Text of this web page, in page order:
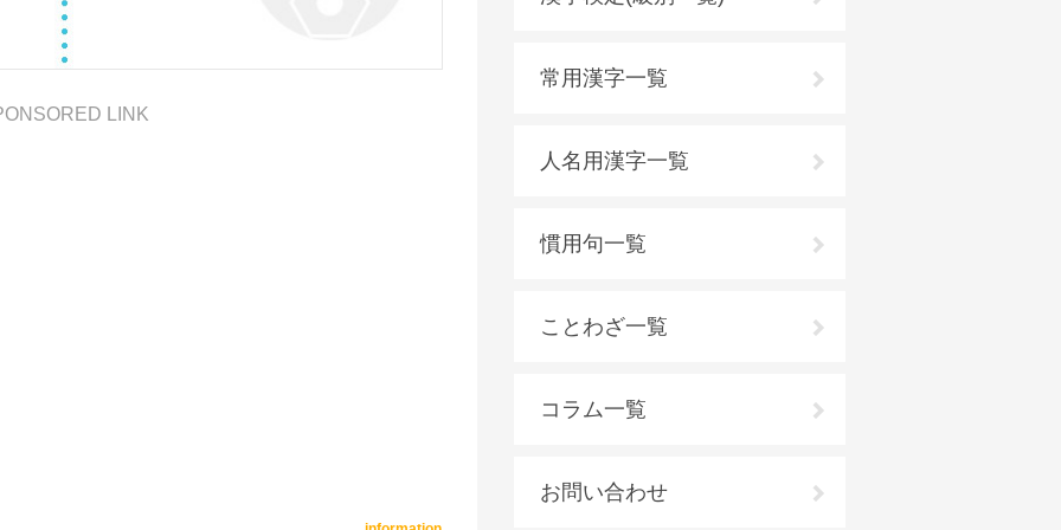
LINK
常用漢字一覧
人名用漢字一覧
慣用句一覧
ことわざ一覧
コラム一覧
お問い合わせ